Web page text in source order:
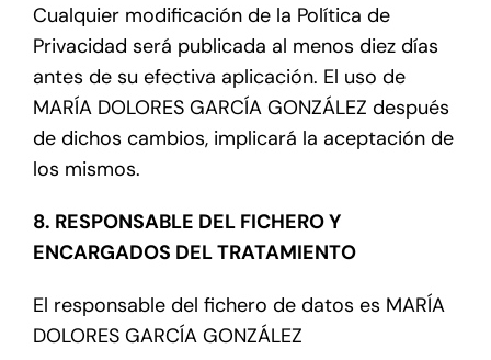
Cualquier modificación de la Política de
Privacidad será publicada al menos diez días
antes de su efectiva aplicación. El uso de
MARÍA DOLORES GARCÍA GONZÁLEZ después
de dichos cambios, implicará la aceptación de
los mismos.
8. RESPONSABLE DEL FICHERO Y
ENCARGADOS DEL TRATAMIENTO
El responsable del fichero de datos es MARÍA
DOLORES GARCÍA GONZÁLEZ